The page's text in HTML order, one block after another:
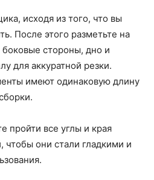
исходя из того, что вы
После этого разметьте на
стороны, дно и
для аккуратной резки.
имеют одинаковую длину
пройти все углы и края
они стали гладкими и